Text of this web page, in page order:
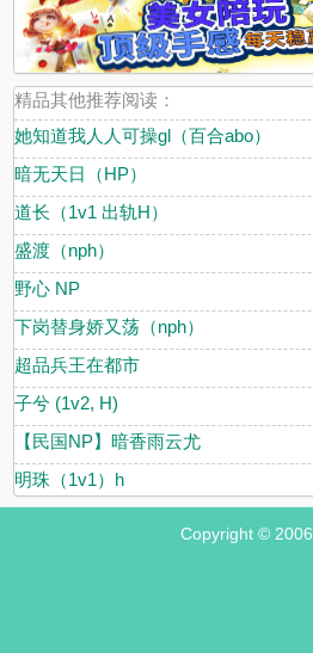
精品其他推荐阅读：
她知道我人人可操gl（百合abo）
暗无天日（HP）
道长（1v1 出轨H）
盛渡（nph）
野心 NP
下岗替身娇又荡（nph）
超品兵王在都市
子兮 (1v2, H)
【民国NP】暗香雨云尤
明珠（1v1）h
Copyright © 2006